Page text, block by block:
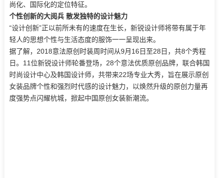
尚化、国际化的定位特征。
个性创新的大阅兵 散发独特的设计魅力
“设计创新”正以前所未有的速度在生长，新锐设计师将带有属于年
轻人的思想个性与生活态度的服饰一一呈现出来。
据了解，2018意法原创时装周时间从9月16日至28日，共8个秀程
日。11位新锐设计师轮番登场，28个意法优质原创品牌，联合韩国
时尚设计中心及韩国设计师，共带来22场专业大秀，旨在展示原创
女装品牌个性和强烈时代感的设计魅力，以焕然升级的原创力量再
度强势点闪耀杭城，掀起中国原创女装新潮流。